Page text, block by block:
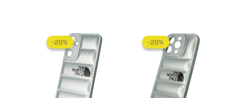
-20%
-20%
precio
original
era:
$ 60.000.
-20%
-20%
precio
original
era:
$ 60.000.